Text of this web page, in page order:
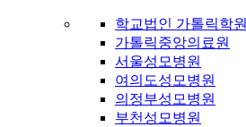
학교법인 가톨릭학원
가톨릭중앙의료원
서울성모병원
여의도성모병원
의정부성모병원
부천성모병원